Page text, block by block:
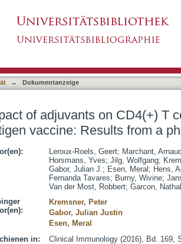
T cell and B cell responses
trial
→ Dokumentanzeige
of adjuvants on CD4(+) T
vaccine: Results from a
Leroux-Roels, Geert; Marchant, Arnaud
Horsmans, Yves; Jilg, Wolfgang;
Gabor, Julian J.; Esen, Meral ; Hens,
Fernanda Tavares; Burny, Wivine;
Van der Most, Robbert; Garcon,
Kremsner, Peter
Gabor, Julian Justin
Esen, Meral
in:
Clinical Immunology (2016), Bd. 169,